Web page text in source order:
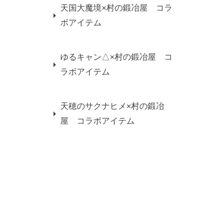
天国大魔境×村の鍛冶屋 コラ
ボアイテム
ゆるキャン△×村の鍛冶屋 コ
ラボアイテム
天穂のサクナヒメ×村の鍛冶
屋 コラボアイテム